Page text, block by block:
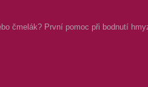
čmelák? První pomoc při bodnutí